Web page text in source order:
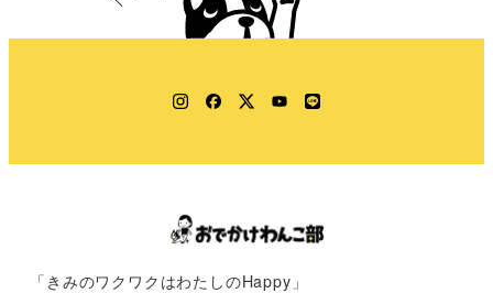
Instagram
Facebook
TwitterYouTube
LINE
「きみのワクワクはわたしのHappy」